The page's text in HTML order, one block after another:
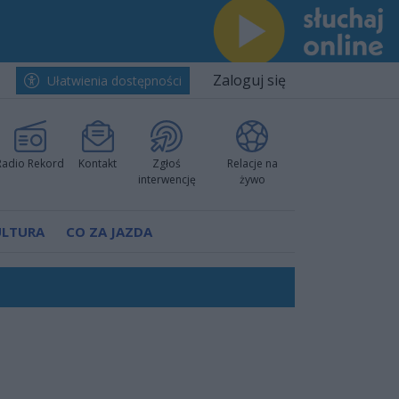
Ułatwienia dostępności Zaloguj się
Rekord Kontakt
Zgłoś
interwencję
Relacje na
żywo
CO ZA JAZDA
pokazali klasę
nową sportową tradycję"